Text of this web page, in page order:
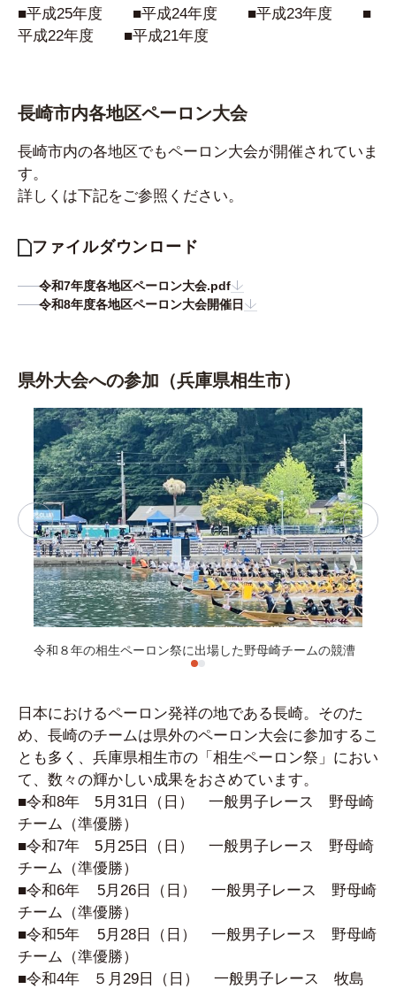
■平成25年度 ■平成24年度 ■平成23年度 ■
平成22年度 ■平成21年度
長崎市内各地区ペーロン大会
長崎市内の各地区でもペーロン大会が開催されていま
す。
詳しくは下記をご参照ください。
ファイルダウンロード
令和7年度各地区ペーロン大会.pdf
令和8年度各地区ペーロン大会開催日
県外大会への参加（兵庫県相生市）
令和８年の相生ペーロン祭に出場した野母崎チームの競漕
日本におけるペーロン発祥の地である長崎。そのた
め、長崎のチームは県外のペーロン大会に参加するこ
とも多く、兵庫県相生市の「相生ペーロン祭」におい
て、数々の輝かしい成果をおさめています。
■令和8年 5月31日（日） 一般男子レース 野母崎
チーム（準優勝）
■令和7年 5月25日（日） 一般男子レース 野母崎
チーム（準優勝）
■令和6年 5月26日（日） 一般男子レース 野母崎
チーム（準優勝）
■令和5年 5月28日（日） 一般男子レース 野母崎
チーム（準優勝）
■令和4年 ５月29日（日） 一般男子レース 牧島